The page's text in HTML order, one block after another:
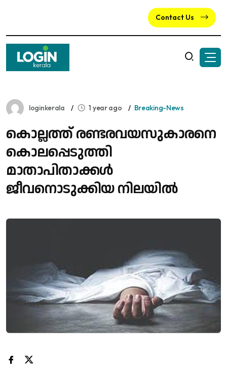
Contact Us
loginkerala 1 year ago Breaking-News
കൊല്ലത്ത് രണ്ടരവയസുകാരനെ
കൊലപ്പെടുത്തി
മാതാപിതാക്കൾ
ജീവനൊടുക്കിയ നിലയിൽ